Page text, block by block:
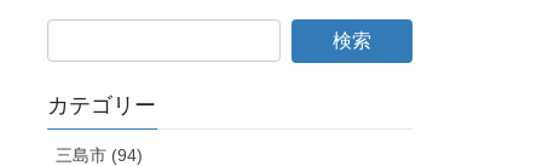
カテゴリー
三島市 (94)